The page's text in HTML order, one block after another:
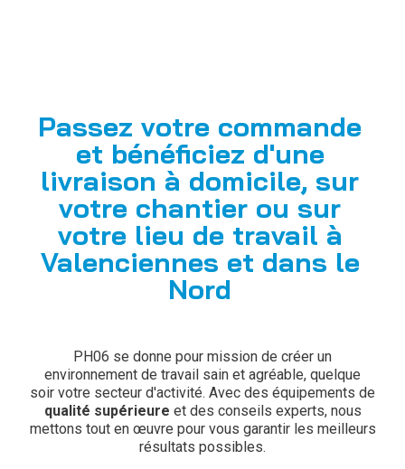
Passez votre commande
et bénéficiez d'une
livraison à domicile, sur
votre chantier ou sur
votre lieu de travail à
Valenciennes et dans le
Nord
PH06 se donne pour mission de créer un
environnement de travail sain et agréable, quelque
soir votre secteur d'activité. Avec des équipements de
qualité supérieure et des conseils experts, nous
mettons tout en œuvre pour vous garantir les meilleurs
résultats possibles.